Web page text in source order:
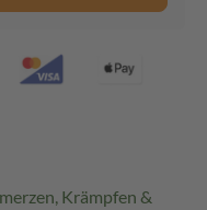
Krämpfen &